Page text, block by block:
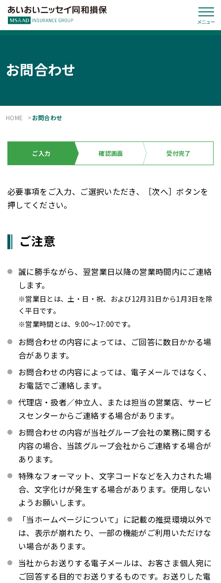
お問合わせ
HOME お問合わせ
ご入力 確認画面 受付完了
必要事項をご入力、ご選択いただき、［次へ］ボタンを
押してください。
ご注意
誠に勝手ながら、翌営業日以降の営業時間内にご連絡
します。
※営業日とは、土・日・祝、および12月31日から1月3日を除
く平日です。
※営業時間とは、9:00～17:00です。
お問合わせの内容によっては、ご回答に数日かかる場
合があります。
お問合わせの内容によっては、電子メールではなく、
お電話でご連絡します。
代理店・扱者／仲立人、または担当の営業店、サービ
スセンターからご連絡する場合があります。
お問合わせの内容が当社グループ会社の業務に関する
内容の場合、当該グループ会社からご連絡する場合が
あります。
特殊なフォーマット、文字コードなどを入力された場
合、文字化けが発生する場合があります。使用しない
ようお願いします。
「当ホームページについて」に記載の推奨環境以外で
は、表示が崩れたり、一部の機能がご利用いただけな
い場合があります。
当社からお送りする電子メールは、お客さま個人宛に
ご回答する目的でお送りするものです。お送りした電